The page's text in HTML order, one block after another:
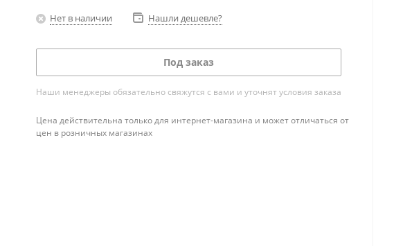
Нет в наличии Нашли дешевле?
Под заказ
Наши менеджеры обязательно свяжутся с вами и уточнят условия заказа
Цена действительна только для интернет-магазина и может отличаться от
цен в розничных магазинах